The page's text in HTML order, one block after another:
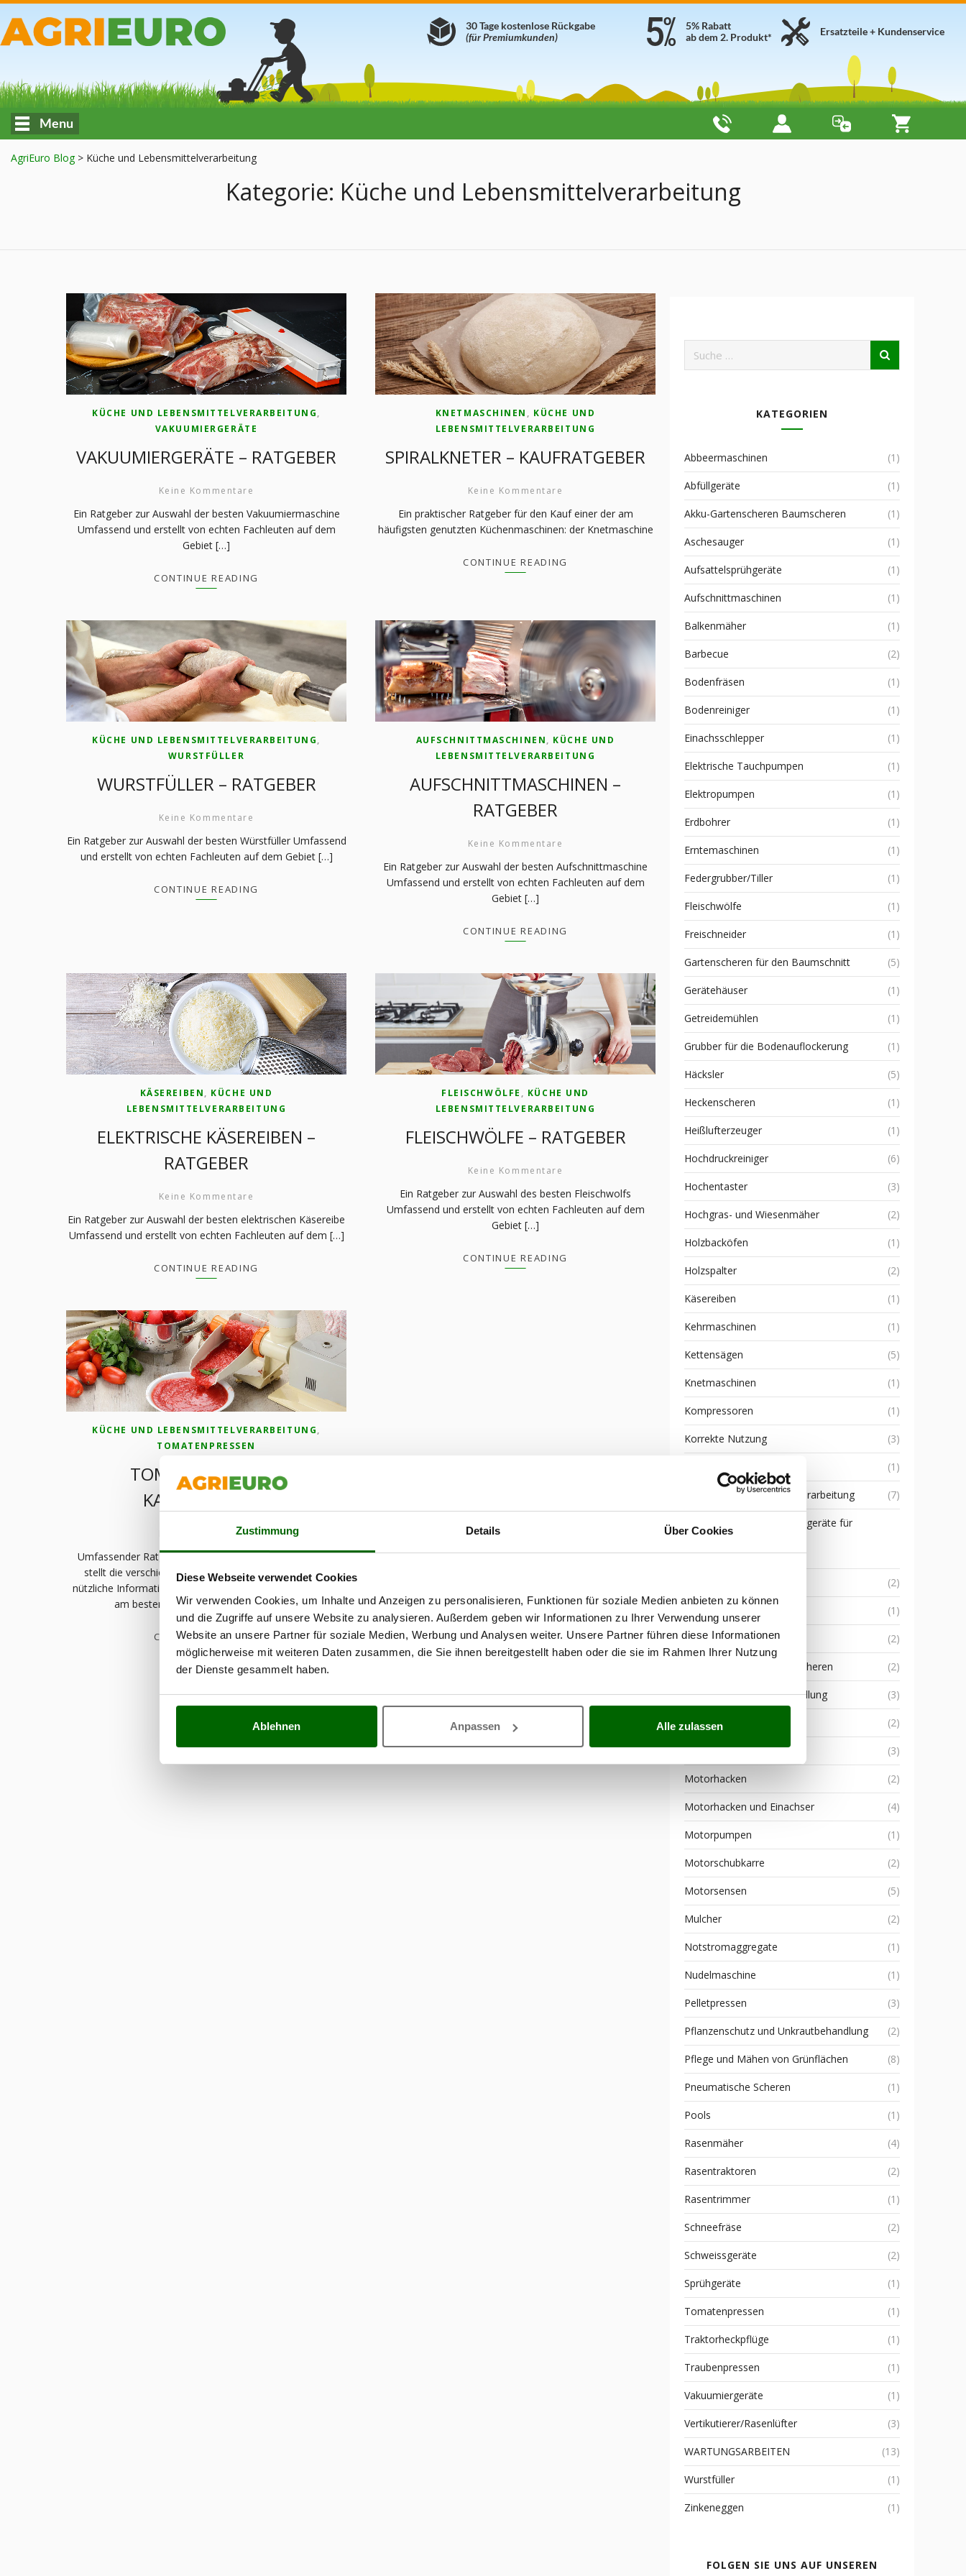
Zustimmung Details Über Cookies
Diese Webseite verwendet Cookies
Wir verwenden Cookies, um Inhalte und Anzeigen zu personalisieren, Funktionen für soziale Medien anbieten zu können
und die Zugriffe auf unsere Website zu analysieren. Außerdem geben wir Informationen zu Ihrer Verwendung unserer
Website an unsere Partner für soziale Medien, Werbung und Analysen weiter. Unsere Partner führen diese Informationen
möglicherweise mit weiteren Daten zusammen, die Sie ihnen bereitgestellt haben oder die sie im Rahmen Ihrer Nutzung
der Dienste gesammelt haben.
Ablehnen Anpassen Alle zulassen
Ersatzteile + Kundenservice
5% Rabatt
ab dem 2. Produkt*
30 Tage kostenlose Rückgabe
(für Premiumkunden)
Menu
AgriEuro Blog> Küche und Lebensmittelverarbeitung
Kategorie: Küche und Lebensmittelverarbeitung
KÜCHE UND LEBENSMITTELVERARBEITUNG,
VAKUUMIERGERÄTE
VAKUUMIERGERÄTE – RATGEBER
Keine Kommentare
Ein Ratgeber zur Auswahl der besten Vakuumiermaschine
Umfassend und erstellt von echten Fachleuten auf dem
Gebiet […]
CONTINUE READING
KNETMASCHINEN , KÜCHE UND
LEBENSMITTELVERARBEITUNG
SPIRALKNETER – KAUFRATGEBER
Keine Kommentare
Ein praktischer Ratgeber für den Kauf einer der am
häufigsten genutzten Küchenmaschinen: der Knetmaschine
CONTINUE READING
KÜCHE UND LEBENSMITTELVERARBEITUNG,
WURSTFÜLLER
WURSTFÜLLER – RATGEBER
Keine Kommentare
Ein Ratgeber zur Auswahl der besten Würstfüller Umfassend
und erstellt von echten Fachleuten auf dem Gebiet […]
CONTINUE READING
AUFSCHNITTMASCHINEN, KÜCHE UND
LEBENSMITTELVERARBEITUNG
AUFSCHNITTMASCHINEN –
RATGEBER
Keine Kommentare
Ein Ratgeber zur Auswahl der besten Aufschnittmaschine
Umfassend und erstellt von echten Fachleuten auf dem
Gebiet […]
CONTINUE READING
KÄSEREIBEN, KÜCHE UND
LEBENSMITTELVERARBEITUNG
ELEKTRISCHE KÄSEREIBEN –
RATGEBER
Keine Kommentare
Ein Ratgeber zur Auswahl der besten elektrischen Käsereibe
Umfassend und erstellt von echten Fachleuten auf dem […]
CONTINUE READING
FLEISCHWÖLFE , KÜCHE UND
LEBENSMITTELVERARBEITUNG
FLEISCHWÖLFE – RATGEBER
Keine Kommentare
Ein Ratgeber zur Auswahl des besten Fleischwolfs
Umfassend und erstellt von echten Fachleuten auf dem
Gebiet […]
CONTINUE READING
KÜCHE UND LEBENSMITTELVERARBEITUNG,
TOMATENPRESSEN
TOMATENPRESSE –
KAUFRATGEBER
Keine Kommentare
Umfassender Ratgeber zum Kauf einer Tomatenpresse
stellt die verschiedenen Modelle vor und liefert Ihnen
nützliche Informationen, damit Sie das Modell finden, das
am besten zu Ihren Bedürfnissen passt.
CONTINUE READING
KATEGORIEN
Abbeermaschinen (1)
Abfüllgeräte (1)
Akku-Gartenscheren Baumscheren (1)
Aschesauger (1)
Aufsattelsprühgeräte (1)
Aufschnittmaschinen (1)
Balkenmäher (1)
Barbecue (2)
Bodenfräsen (1)
Bodenreiniger (1)
Einachsschlepper (1)
Elektrische Tauchpumpen (1)
Elektropumpen (1)
Erdbohrer (1)
Erntemaschinen (1)
Federgrubber/Tiller (1)
Fleischwölfe (1)
Freischneider (1)
Gartenscheren für den Baumschnitt (5)
Gerätehäuser (1)
Getreidemühlen (1)
Grubber für die Bodenauflockerung (1)
Häcksler (5)
Heckenscheren (1)
Heißlufterzeuger (1)
Hochdruckreiniger (6)
Hochentaster (3)
Hochgras- und Wiesenmäher (2)
Holzbacköfen (1)
Holzspalter (2)
Käsereiben (1)
Kehrmaschinen (1)
Kettensägen (5)
Knetmaschinen (1)
Kompressoren (1)
Korrekte Nutzung (3)
(1)
Küche und Lebensmittelverarbeitung (7)
Landwirtschaftliche Anbaugeräte für
Traktoren
(6)
(2)
Leichtgrubber (1)
Mähroboter (2)
Manuelle Baum-und Astscheren (2)
Maschinen für Weinherstellung (3)
Mehrzweck-Sauggeräte (2)
Motoren (3)
Motorhacken (2)
Motorhacken und Einachser (4)
Motorpumpen (1)
Motorschubkarre (2)
Motorsensen (5)
Mulcher (2)
Notstromaggregate (1)
Nudelmaschine (1)
Pelletpressen (3)
Pflanzenschutz und Unkrautbehandlung (2)
Pflege und Mähen von Grünflächen (8)
Pneumatische Scheren (1)
Pools (1)
Rasenmäher (4)
Rasentraktoren (2)
Rasentrimmer (1)
Schneefräse (2)
Schweissgeräte (2)
Sprühgeräte (1)
Tomatenpressen (1)
Traktorheckpflüge (1)
Traubenpressen (1)
Vakuumiergeräte (1)
Vertikutierer/Rasenlüfter (3)
WARTUNGSARBEITEN (13)
Wurstfüller (1)
Zinkeneggen (1)
FOLGEN SIE UNS AUF UNSEREN